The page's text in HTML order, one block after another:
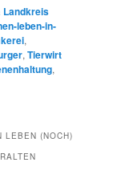
Landkreis
leben-in-
,
,Tierwirt
,
LEBEN (NOCH)